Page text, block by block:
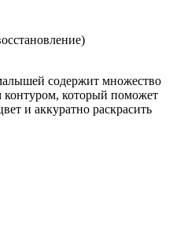
содержит множество
контуром, который поможет
и аккуратно раскрасить